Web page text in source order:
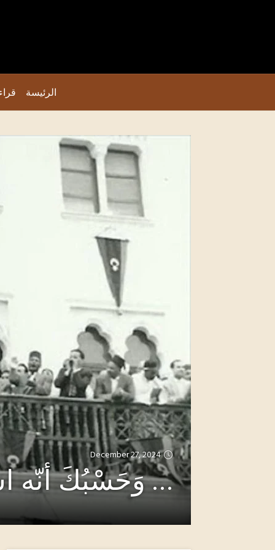
الرئيسة
December 27, 2024
… وَحَسْبُكَ أنّه